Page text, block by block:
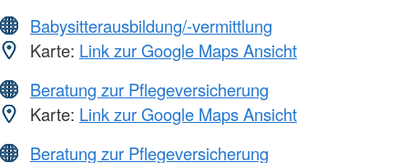
Babysitterausbildung/-vermittlung
Karte: Link zur Google Maps Ansicht
Beratung zur Pflegeversicherung
Karte: Link zur Google Maps Ansicht
Beratung zur Pflegeversicherung